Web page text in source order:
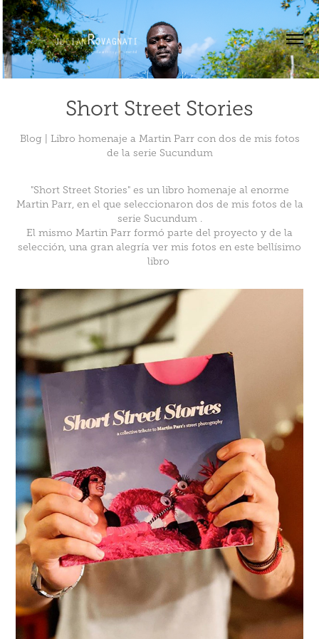
Short Street Stories
Blog | Libro homenaje a Martin Parr con dos de mis fotos
de la serie Sucundum
"Short Street Stories" es un libro homenaje al enorme
Martin Parr, en el que seleccionaron dos de mis fotos de la
serie Sucundum
El mismo Martin Parr formó parte del proyecto y de la
selección, una gran alegría ver mis fotos en este bellísimo
libro